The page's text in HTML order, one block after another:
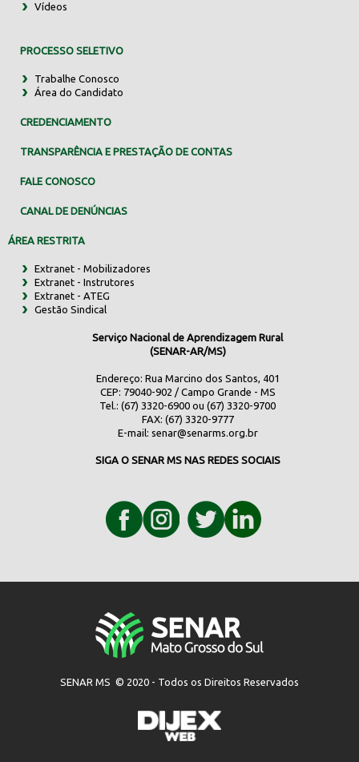
Vídeos
PROCESSO SELETIVO
Trabalhe Conosco
Área do Candidato
CREDENCIAMENTO
TRANSPARÊNCIA E PRESTAÇÃO DE CONTAS
FALE CONOSCO
CANAL DE DENÚNCIAS
ÁREA RESTRITA
Extranet - Mobilizadores
Extranet - Instrutores
Extranet - ATEG
Gestão Sindical
Serviço Nacional de Aprendizagem Rural
(SENAR-AR/MS)
Endereço: Rua Marcino dos Santos, 401
CEP: 79040-902 / Campo Grande - MS
Tel.: (67) 3320-6900 ou (67) 3320-9700
FAX: (67) 3320-9777
E-mail: senar@senarms.org.br
SIGA O SENAR MS NAS REDES SOCIAIS
SENAR MS © 2020 - Todos os Direitos Reservados